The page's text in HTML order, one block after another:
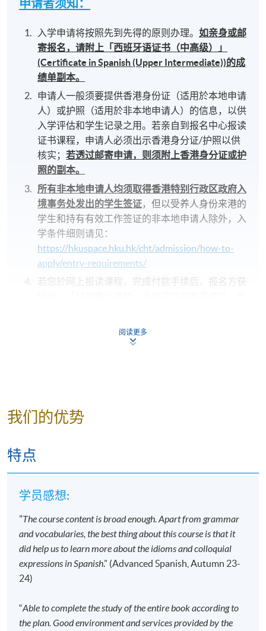
申请者须知：
入学申请将按照先到先得的原则办理。如亲身或邮
寄报名，请附上「西班牙语证书（中高级）」
(Certificate in Spanish (Upper Intermediate))的成
绩单副本。
申请人一般须要提供香港身份证（适用於本地申请
人）或护照（适用於非本地申请人）的信息，以供
入学评估和学生记录之用。若亲自到报名中心报读
证书课程，申请人必须出示香港身分证/护照以供
核实；若透过邮寄申请，则须附上香港身分证或护
照的副本。
所有非本地申请人均须取得香港特别行政区政府入
境事务处发出的学生签证，但以受养人身份来港的
学生和持有有效工作签证的非本地申请人除外，入
学条件细则请见：
https://hkuspace.hku.hk/cht/admission/how-to-
apply/entry-requirements/
若您於网上报读课程，完成付款手续后，报名方获
知电邮，并自行到各区报名中心向职员索取正式收
若您於开课前一星期内报名，请立刻联系本部门以
作跟进。除课程资料更改外，本院将不会另发上课
包含详细的课程安排，所有课程材料将在第一堂课
程，除非对公告的细节有所更改。
若因报读人数不足而取消课程，本院将安排退款；
但在其他情况下，则不设退款，学员也不能转至其
他班别或课程。
若个别学员缺席，本院将不提供补课或其他安排。
报名代码
2445-2840AW
开课日期
2026年9月15日 (星期二)
阅读更多
我们的优势
特点
学员感想:
"The course content is broad enough. Apart from grammar
and vocabularies, the best thing about this course is that it
did help us to learn more about the idioms and colloquial
expressions in Spanish.” (Advanced Spanish, Autumn 23-
24)
“Able to complete the study of the entire book according to
the plan. Good environment and services provided by the